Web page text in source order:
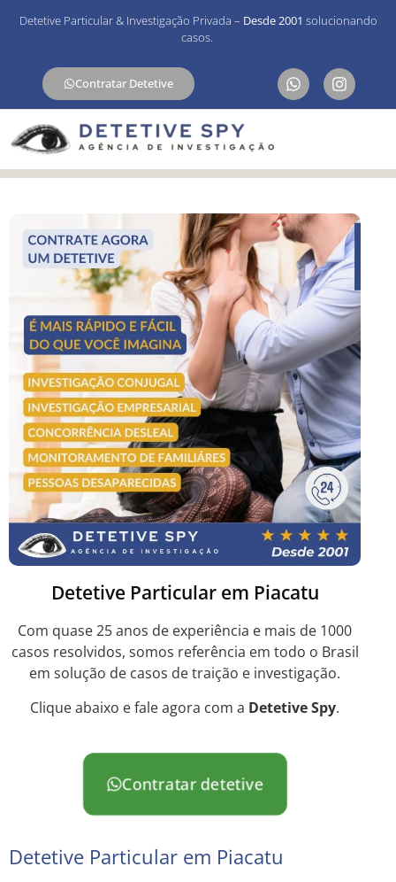
Detetive Particular & Investigação Privada – Desde 2001 solucionando
casos.
Contratar Detetive
Detetive Particular em Piacatu
Com quase 25 anos de experiência e mais de 1000
casos resolvidos, somos referência em todo o Brasil
em solução de casos de traição e investigação.
Clique abaixo e fale agora com a Detetive Spy.
Contratar detetive
Detetive Particular em Piacatu